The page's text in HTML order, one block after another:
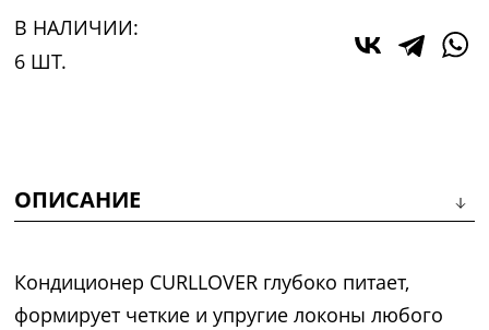
В НАЛИЧИИ:
6 ШТ.
ОПИСАНИЕ
Кондиционер CURLLOVER глубоко питает,
формирует четкие и упругие локоны любого